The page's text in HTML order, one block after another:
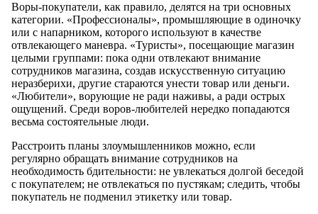
Воры-покупатели, как правило, делятся на три основных
категории. «Профессионалы», промышляющие в одиночку
или с напарником, которого используют в качестве
отвлекающего маневра. «Туристы», посещающие магазин
целыми группами: пока одни отвлекают внимание
сотрудников магазина, создав искусственную ситуацию
неразберихи, другие стараются унести товар или деньги.
«Любители», ворующие не ради наживы, а ради острых
ощущений. Среди воров-любителей нередко попадаются
весьма состоятельные люди.
Расстроить планы злоумышленников можно, если
регулярно обращать внимание сотрудников на
необходимость бдительности: не увлекаться долгой беседой
с покупателем; не отвлекаться по пустякам; следить, чтобы
покупатель не подменил этикетку или товар.